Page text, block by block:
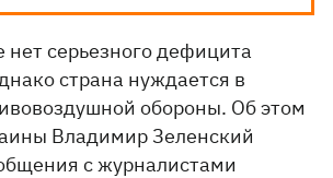
нет серьезного дефицита
страна нуждается в
обороны. Об этом
Владимир Зеленский
с журналистами